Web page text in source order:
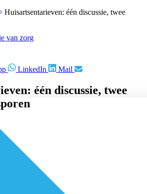
Huisartsentarieven: één discussie, twee
van zorg
LinkedIn Mail
één discussie, twee